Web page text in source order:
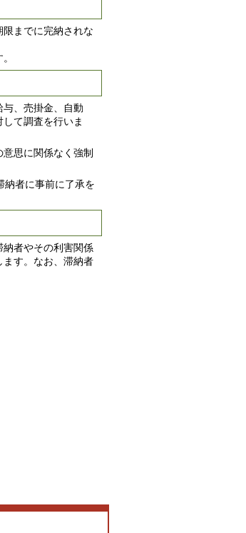
までに完納されな
、売掛金、自動
て調査を行いま
思に関係なく強制
者に事前に了承を
者やその利害関係
す。なお、滞納者